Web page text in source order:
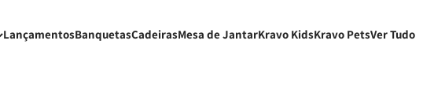
LançamentosBanquetasCadeirasMesa de JantarKravo KidsKravo PetsVer Tudo